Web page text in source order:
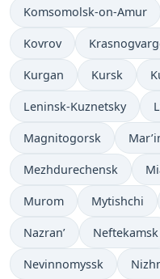
Komsomolsk-on-Amur
Kovrov
Kurgan Kursk
Leninsk-Kuznetsky
Magnitogorsk
Mezhdurechensk
Murom Mytishchi
Nazran’ Neftekamsk
Nevinnomyssk